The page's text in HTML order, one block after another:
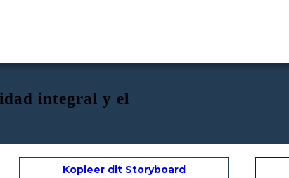
integral y el
Kopieer dit Storyboard